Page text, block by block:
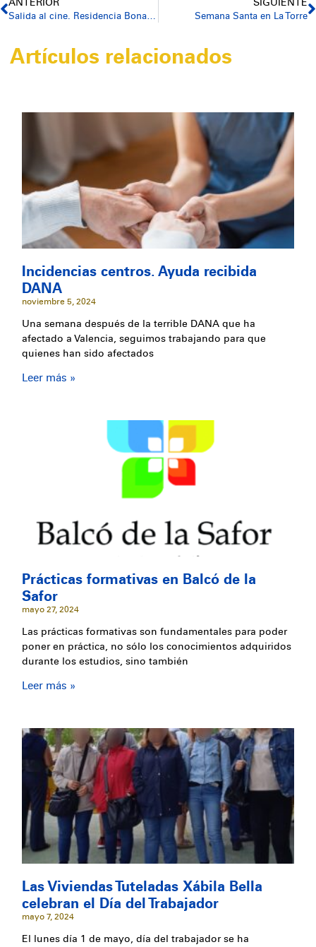
Salida al cine. Residencia Bonaire Semana Santa en La Torre
Artículos relacionados
Incidencias centros. Ayuda recibida
DANA
noviembre 5, 2024
Una semana después de la terrible DANA que ha
afectado a Valencia, seguimos trabajando para que
quienes han sido afectados
Leer más »
Prácticas formativas en Balcó de la
Safor
mayo 27, 2024
Las prácticas formativas son fundamentales para poder
poner en práctica, no sólo los conocimientos adquiridos
durante los estudios, sino también
Leer más »
Las Viviendas Tuteladas Xábila Bella
celebran el Día del Trabajador
mayo 7, 2024
El lunes día 1 de mayo, día del trabajador se ha